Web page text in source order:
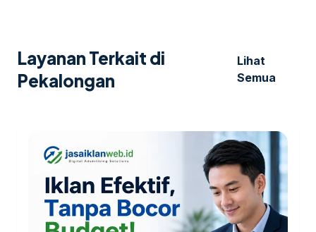
Layanan Terkait di
Pekalongan
Lihat
Semua